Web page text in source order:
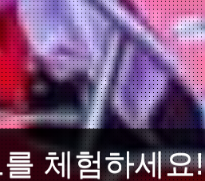
체험하세요!